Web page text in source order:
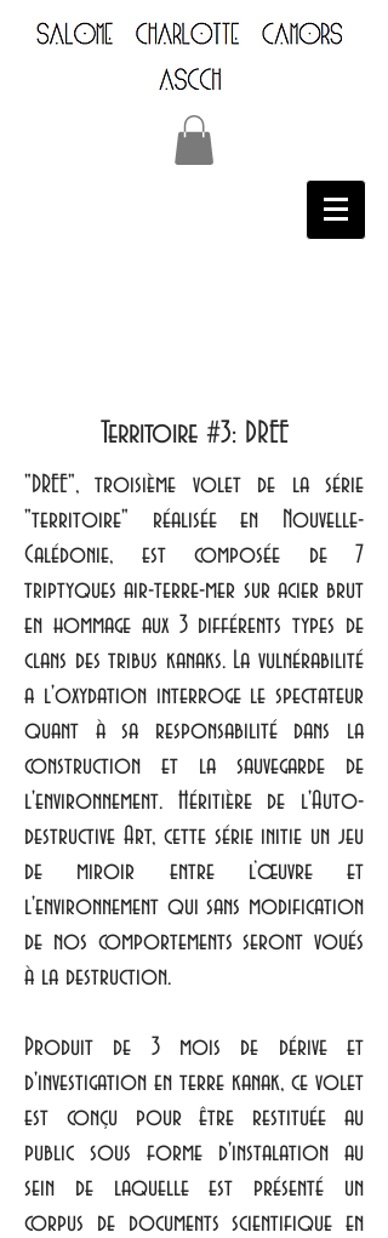
Territoire #3: DREE
"DREE", troisième volet de la série
"territoire" réalisée en Nouvelle-
Calédonie, est composée de 7
triptyques air-terre-mer sur acier brut
en hommage aux 3 différents types de
clans des tribus kanaks. La vulnérabilité
a l'oxydation interroge le spectateur
quant à sa responsabilité dans la
construction et la sauvegarde de
l'environnement. Héritière de l'Auto-
destructive Art, cette série initie un jeu
de miroir entre l’œuvre et
l'environnement qui sans modification
de nos comportements seront voués
à la destruction.
Produit de 3 mois de dérive et
d'investigation en terre kanak, ce volet
est conçu pour être restituée au
public sous forme d'instalation au
sein de laquelle est présenté un
corpus de documents scientifique en